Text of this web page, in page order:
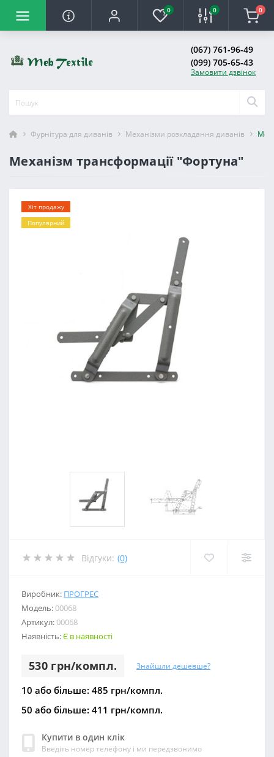
0 0 0
(067) 761-96-49
(099) 705-65-43
Замовити дзвінок
Фурнітура для диванів Механізми розкладання диванів
Механізм трансформації "Фортуна"
Хіт продажу
Популярний
Відгуки: (0)
Виробник: ПРОГРЕС
Модель:00068
Артикул:00068
Наявність:Є в наявності
530 грн/компл. Знайшли дешевше?
10 або більше: 485 грн/компл.
50 або більше: 411 грн/компл.
Купити в один клік
Введіть номер телефону і ми передзвонимо